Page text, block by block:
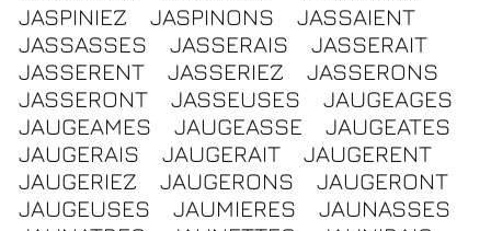
JASPINIEZ
JASPINONS
JASSAIENT
JASSASSES
JASSERAIS
JASSERAIT
JASSERENT
JASSERIEZ
JASSERONS
JASSERONT
JASSEUSES
JAUGEAGES
JAUGEAMES
JAUGEASSE
JAUGEATES
JAUGERAIS
JAUGERAIT
JAUGERENT
JAUGERIEZ
JAUGERONS
JAUGERONT
JAUGEUSES
JAUMIERES
JAUNASSES